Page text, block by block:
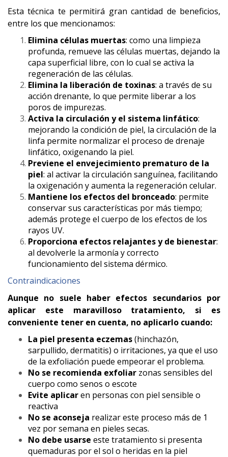
Esta técnica te permitirá gran cantidad de beneficios,
entre los que mencionamos:
Elimina células muertas: como una limpieza
profunda, remueve las células muertas, dejando la
capa superficial libre, con lo cual se activa la
regeneración de las células.
Elimina la liberación de toxinas: a través de su
acción drenante, lo que permite liberar a los
poros de impurezas.
Activa la circulación y el sistema linfático:
mejorando la condición de piel, la circulación de la
linfa permite normalizar el proceso de drenaje
linfático, oxigenando la piel.
Previene el envejecimiento prematuro de la
piel: al activar la circulación sanguínea, facilitando
la oxigenación y aumenta la regeneración celular.
Mantiene los efectos del bronceado: permite
conservar sus características por más tiempo;
además protege el cuerpo de los efectos de los
rayos UV.
Proporciona efectos relajantes y de bienestar:
al devolverle la armonía y correcto
funcionamiento del sistema dérmico.
Contraindicaciones
Aunque no suele haber efectos secundarios por
aplicar este maravilloso tratamiento, si es
conveniente tener en cuenta, no aplicarlo cuando:
La piel presenta eczemas(hinchazón,
sarpullido, dermatitis) o irritaciones, ya que el uso
de la exfoliación puede empeorar el problema.
No se recomienda exfoliar zonas sensibles del
cuerpo como senos o escote
Evite aplicaren personas con piel sensible o
reactiva
No se aconseja realizar este proceso más de 1
vez por semana en pieles secas.
No debe usarse este tratamiento si presenta
quemaduras por el sol o heridas en la piel